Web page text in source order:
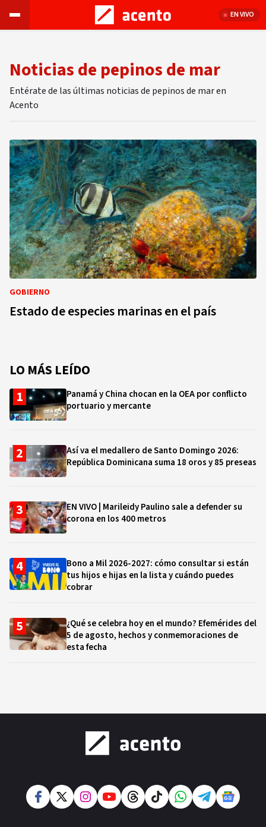
EN VIVO
Noticias de pepinos de mar
Entérate de las últimas noticias de pepinos de mar en
Acento
GOBIERNO
Estado de especies marinas en el país
LO MÁS LEÍDO
Panamá y China chocan en la OEA por conflicto
portuario y mercante
Así va el medallero de Santo Domingo 2026:
República Dominicana suma 18 oros y 85 preseas
EN VIVO | Marileidy Paulino sale a defender su
corona en los 400 metros
Bono a Mil 2026-2027: cómo consultar si están
tus hijos e hijas en la lista y cuándo puedes
cobrar
¿Qué se celebra hoy en el mundo? Efemérides del
5 de agosto, hechos y conmemoraciones de
esta fecha